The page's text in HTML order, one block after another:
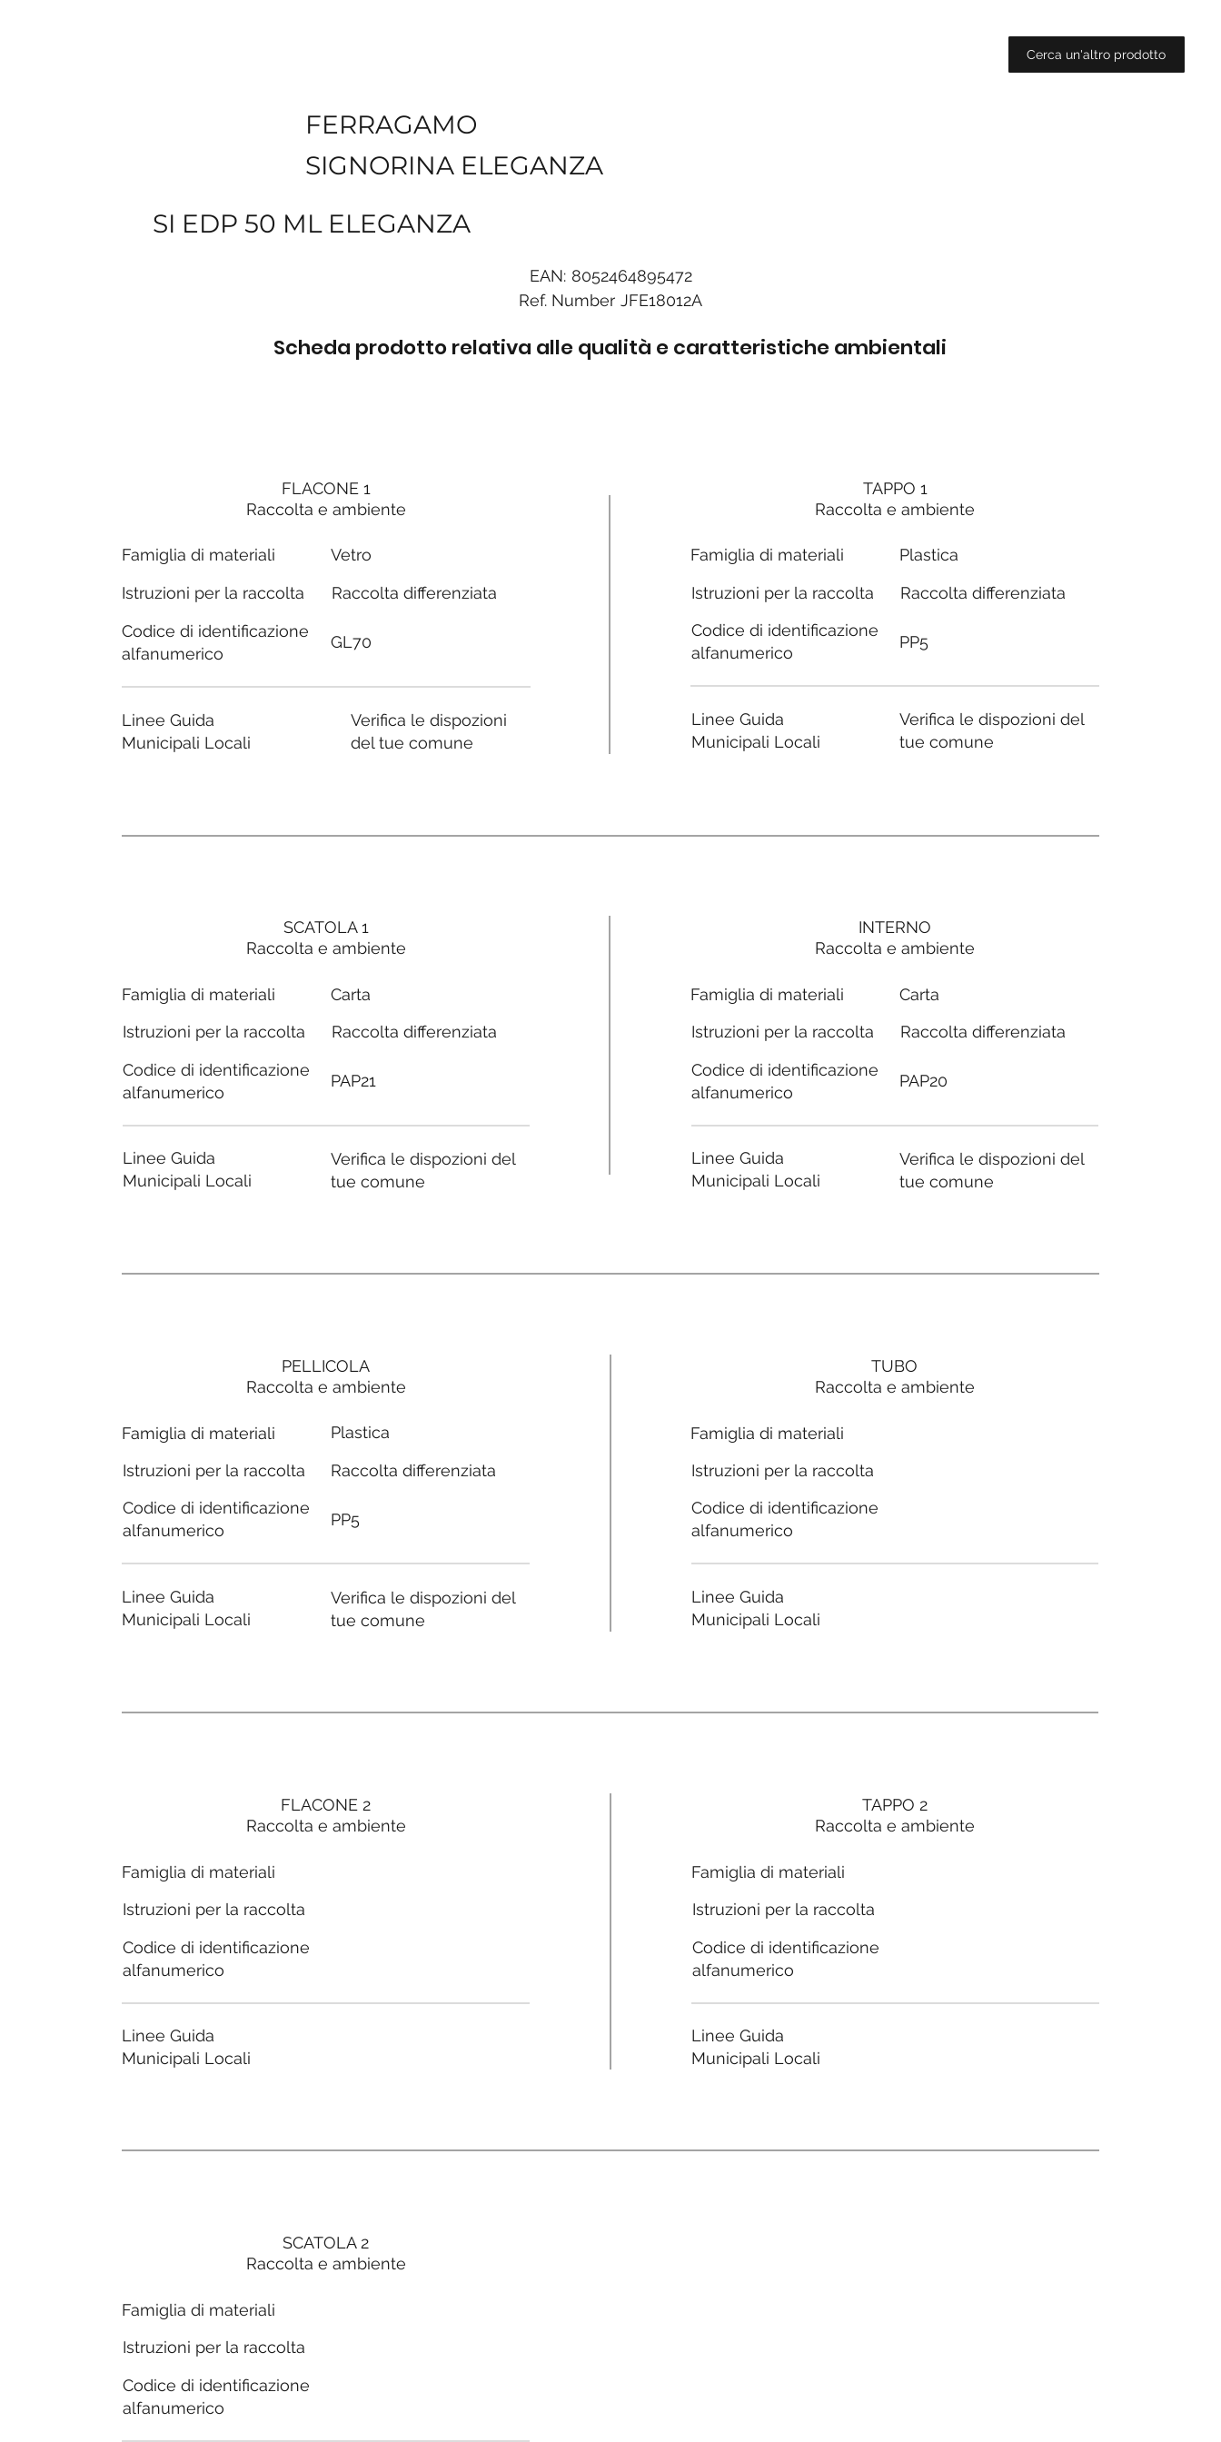
Cerca un'altro prodotto
FERRAGAMO
SIGNORINA ELEGANZA
SI EDP 50 ML ELEGANZA
EAN: 8052464895472
Ref. Number JFE18012A
Scheda prodotto relativa alle qualità e caratteristiche ambientali
FLACONE 1
Raccolta e ambiente
Famiglia di materiali
Istruzioni per la raccolta
Codice di identificazione
alfanumerico
Linee Guida
Municipali Locali
Vetro
Raccolta differenziata
GL70
Verifica le dispozioni
del tue comune
SCATOLA 1
Raccolta e ambiente
Famiglia di materiali
Istruzioni per la raccolta
Codice di identificazione
alfanumerico
Linee Guida
Municipali Locali
Carta
Raccolta differenziata
PAP21
Verifica le dispozioni del
tue comune
PELLICOLA
Raccolta e ambiente
Famiglia di materiali
Istruzioni per la raccolta
Codice di identificazione
alfanumerico
Linee Guida
Municipali Locali
Plastica
Raccolta differenziata
PP5
Verifica le dispozioni del
tue comune
FLACONE 2
Raccolta e ambiente
Famiglia di materiali
Istruzioni per la raccolta
Codice di identificazione
alfanumerico
Linee Guida
Municipali Locali
SCATOLA 2
Raccolta e ambiente
Famiglia di materiali
Istruzioni per la raccolta
Codice di identificazione
alfanumerico
TAPPO 1
Raccolta e ambiente
Famiglia di materiali
Istruzioni per la raccolta
Codice di identificazione
alfanumerico
Linee Guida
Municipali Locali
Plastica
Raccolta differenziata
PP5
Verifica le dispozioni del
tue comune
INTERNO
Raccolta e ambiente
Famiglia di materiali
Istruzioni per la raccolta
Codice di identificazione
alfanumerico
Linee Guida
Municipali Locali
Carta
Raccolta differenziata
PAP20
Verifica le dispozioni del
tue comune
TUBO
Raccolta e ambiente
Famiglia di materiali
Istruzioni per la raccolta
Codice di identificazione
alfanumerico
Linee Guida
Municipali Locali
TAPPO 2
Raccolta e ambiente
Famiglia di materiali
Istruzioni per la raccolta
Codice di identificazione
alfanumerico
Linee Guida
Municipali Locali